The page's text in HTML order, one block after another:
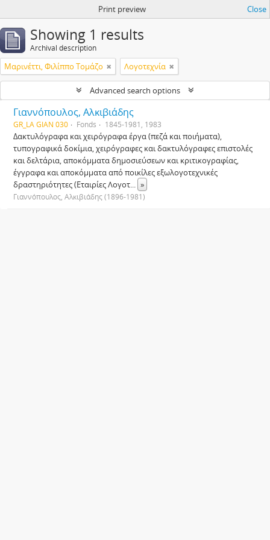
Print preview Close
Showing 1 results
Archival description
Μαρινέττι, Φιλίππο Τομάζο Λογοτεχνία
Advanced search options
Γιαννόπουλος, Αλκιβιάδης
GR_LA GIAN 030 Fonds 1845-1981, 1983
Δακτυλόγραφα και χειρόγραφα έργα (πεζά και ποιήματα),
τυπογραφικά δοκίμια, χειρόγραφες και δακτυλόγραφες επιστολές
και δελτάρια, αποκόμματα δημοσιεύσεων και κριτικογραφίας,
έγγραφα και αποκόμματα από ποικίλες εξωλογοτεχνικές
δραστηριότητες (Εταιρίες Λογοτ... »
Γιαννόπουλος, Αλκιβιάδης (1896-1981)